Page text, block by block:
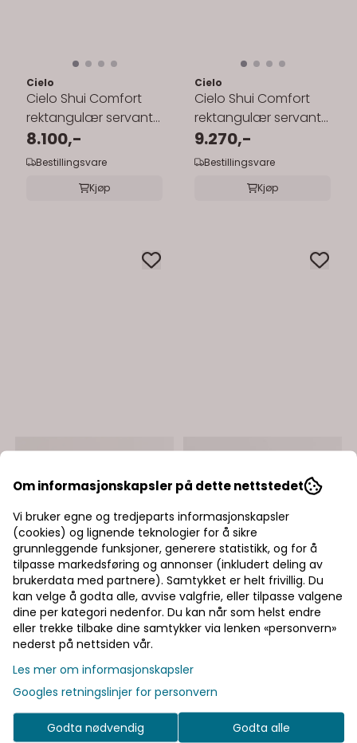
Cielo
Cielo Shui Comfort
rektangulær servant
60x42 cm
toppmontering
8.100,-
Bestillingsvare
Kjøp
Cielo
Cielo Shui Comfort
rektangulær servant
60x43 cm vegg/topp
9.270,-
Bestillingsvare
Kjøp
Om informasjonskapsler på dette nettstedet
Vi bruker egne og tredjeparts informasjonskapsler
(cookies) og lignende teknologier for å sikre
grunnleggende funksjoner, generere statistikk, og for å
tilpasse markedsføring og annonser (inkludert deling av
brukerdata med partnere). Samtykket er helt frivillig. Du
kan velge å godta alle, avvise valgfrie, eller tilpasse valgene
dine per kategori nedenfor. Du kan når som helst endre
eller trekke tilbake dine samtykker via lenken «personvern»
nederst på nettsiden vår.
Les mer om informasjonskapsler
Googles retningslinjer for personvern
Godta nødvendig Godta alle